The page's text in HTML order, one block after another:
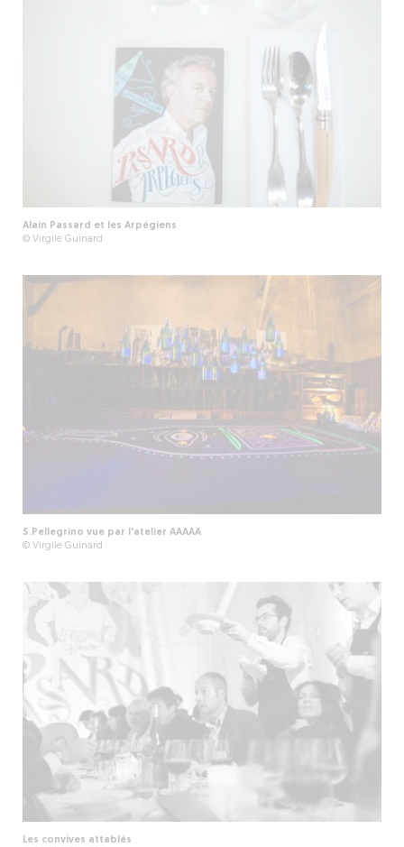
Alain Passard et les Arpégiens
© Virgile Guinard
S.Pellegrino vue par l'atelier AAAAA
© Virgile Guinard
Les convives attablés